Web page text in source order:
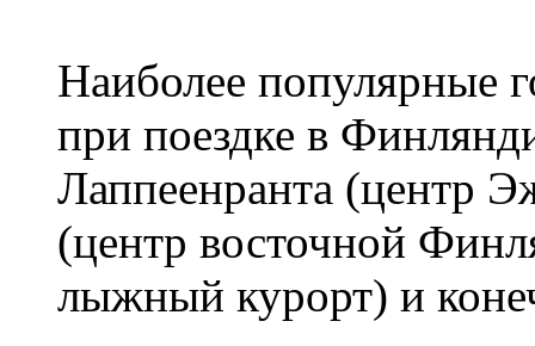
Наиболее популярные
при поездке в
Лаппеенранта (центр
(центр восточной
лыжный курорт) и